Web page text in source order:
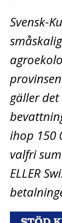
Svensk-
gäller
ihop 150
valfri
ELLER